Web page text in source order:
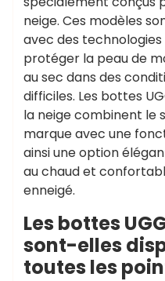
neige. Ces modèles
avec des
protéger la peau de
au sec dans des
difficiles. Les bottes
la neige combinent le
marque avec une
ainsi une option
au chaud et
enneigé.
Les bottes
sont-elles
toutes les